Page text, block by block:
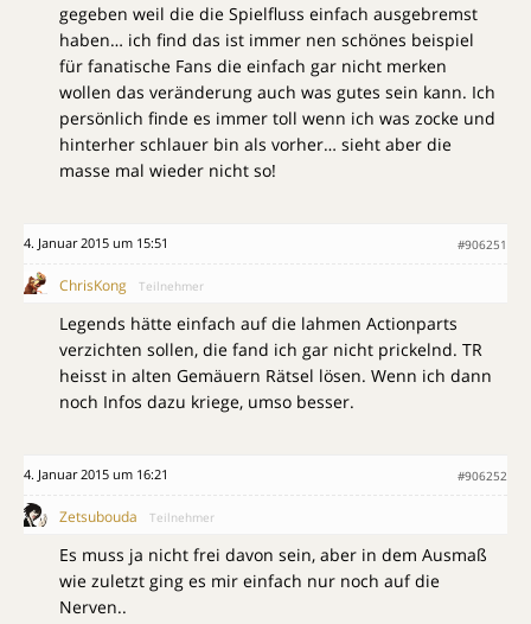
gegeben weil die die Spielfluss einfach ausgebremst
haben… ich find das ist immer nen schönes beispiel
für fanatische Fans die einfach gar nicht merken
wollen das veränderung auch was gutes sein kann. Ich
persönlich finde es immer toll wenn ich was zocke und
hinterher schlauer bin als vorher… sieht aber die
masse mal wieder nicht so!
4. Januar 2015 um 15:51 #906251
ChrisKong Teilnehmer
Legends hätte einfach auf die lahmen Actionparts
verzichten sollen, die fand ich gar nicht prickelnd. TR
heisst in alten Gemäuern Rätsel lösen. Wenn ich dann
noch Infos dazu kriege, umso besser.
4. Januar 2015 um 16:21 #906252
Zetsubouda Teilnehmer
Es muss ja nicht frei davon sein, aber in dem Ausmaß
wie zuletzt ging es mir einfach nur noch auf die
Nerven..